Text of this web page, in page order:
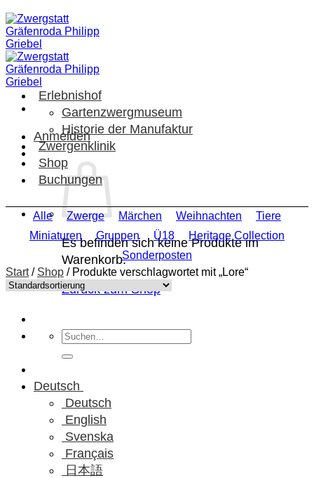
Zum
Inhalt
springen
Anmelden
Es befinden sich keine Produkte im
Warenkorb.
Zurück zum Shop
Suchen
nach:
Deutsch
Deutsch
English
Svenska
Français
日本語
Erlebnishof
Gartenzwergmuseum
Historie der Manufaktur
Zwergenklinik
Shop
Buchungen
Alle Zwerge Märchen Weihnachten
Tiere
Miniaturen
Gruppen Ü18
Heritage Collection
Sonderposten
Start / Shop /Produkte verschlagwortet mit „Lore“